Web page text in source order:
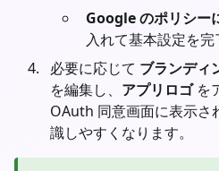
Google のポリシー
入れて基本設定を完
必要に応じて ブランディ
を編集し、 アプリロゴを
OAuth 同意画面に表示さ
識しやすくなります。